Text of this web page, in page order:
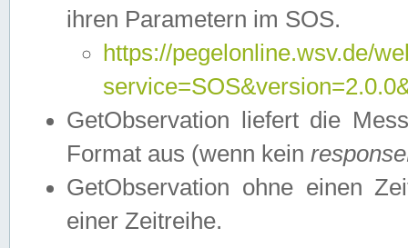
ihren Parametern im SOS.
https://pegelonline.wsv.de/
GetObservation liefert die
Format aus (wenn kein
GetObservation ohne einen
einer Zeitreihe.